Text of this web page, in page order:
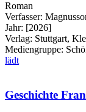
Roman
Verfasser:
Jahr: [2026]
Verlag: Stuttgart,
Mediengruppe:
lädt
Geschichte